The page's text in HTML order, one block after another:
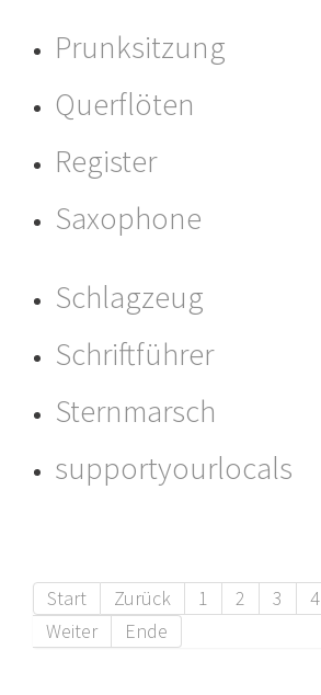
Prunksitzung
Querflöten
Register
Saxophone
Schlagzeug
Schriftführer
Sternmarsch
supportyourlocals
Start Zurück 1 2 3 4
Weiter
Ende